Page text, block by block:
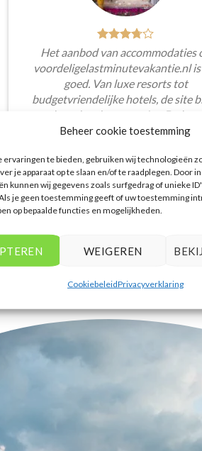
Beheer cookie toestemming
ervaringen te bieden, gebruiken wij technologieën
je apparaat op te slaan en/of te raadplegen. Door
kunnen wij gegevens zoals surfgedrag of unieke
je geen toestemming geeft of uw toestemming
op bepaalde functies en mogelijkheden.
WEIGEREN
CookiebeleidPrivacyverklaring
Het aanbod van accommodaties
voordeligelastminutevakantie.nl is
goed. Van luxe resorts tot
budgetvriendelijke hotels, de site
een breed scala aan opties. De
zoekfilters maakten het eenvoudig
aansluiten bij mijn voorkeuren
budget.
Tim Beukers/Tilburg